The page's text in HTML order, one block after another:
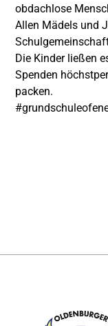
obdachlose
Allen Mädels und
Die Kinder ließen
Spenden
packen.